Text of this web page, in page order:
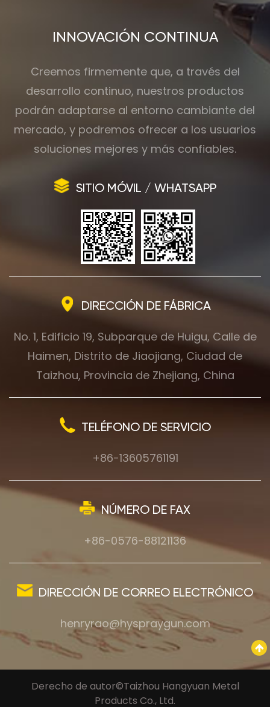
INNOVACIÓN CONTINUA
Creemos firmemente que, a través del
desarrollo continuo, nuestros productos
podrán adaptarse al entorno cambiante del
mercado, y podremos ofrecer a los usuarios
soluciones mejores y más confiables.
SITIO MÓVIL / WHATSAPP
DIRECCIÓN DE FÁBRICA
No. 1, Edificio 19, Subparque de Huigu, Calle de
Haimen, Distrito de Jiaojiang, Ciudad de
Taizhou, Provincia de Zhejiang, China
TELÉFONO DE SERVICIO
+86-13605761191
NÚMERO DE FAX
+86-0576-88121136
DIRECCIÓN DE CORREO ELECTRÓNICO
henryrao@hyspraygun.com
Derecho de autor©Taizhou Hangyuan Metal
Products Co., Ltd.